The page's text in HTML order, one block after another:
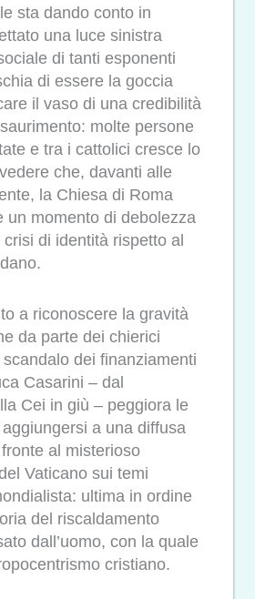
sta dando conto in
una luce sinistra
di tanti esponenti
di essere la goccia
il vaso di una credibilità
molte persone
e tra i cattolici cresce lo
che, davanti alle
la Chiesa di Roma
un momento di debolezza
di identità rispetto al
a riconoscere la gravità
da parte dei chierici
dei finanziamenti
Casarini – dal
Cei in giù – peggiora le
a una diffusa
al misterioso
Vaticano sui temi
ultima in ordine
del riscaldamento
dall’uomo, con la quale
cristiano.